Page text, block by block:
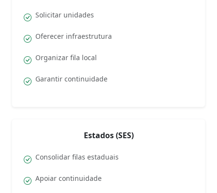
Solicitar unidades
Oferecer infraestrutura
Organizar fila local
Garantir continuidade
Estados (SES)
Consolidar filas estaduais
Apoiar continuidade